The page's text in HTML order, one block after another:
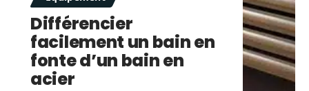
Différencier
facilement un bain en
fonte d’un bain en
acier